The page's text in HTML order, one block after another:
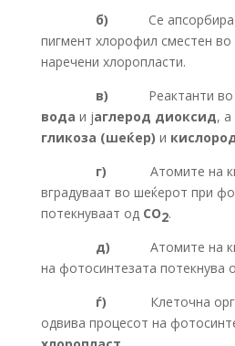
б) Се апсорбира
пигмент хлорофил сместен во
наречени хлоропласти.
в) Реактанти во
вода и јаглерод диоксид, а
гликоза (шеќер) и
г) Атомите на
вградуваат во шеќерот при
потекнуваат од CO2.
д) Атомите на
на фотосинтезата потекнува
ѓ) Клеточна
одвива процесот на